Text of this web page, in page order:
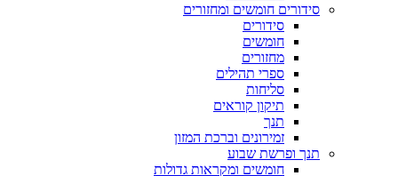
סידורים חומשים ומחזורים
סידורים
חומשים
מחזורים
ספרי תהילים
סליחות
תיקון קוראים
תנך
זמירונים וברכת המזון
תנך ופרשת שבוע
חומשים ומקראות גדולות